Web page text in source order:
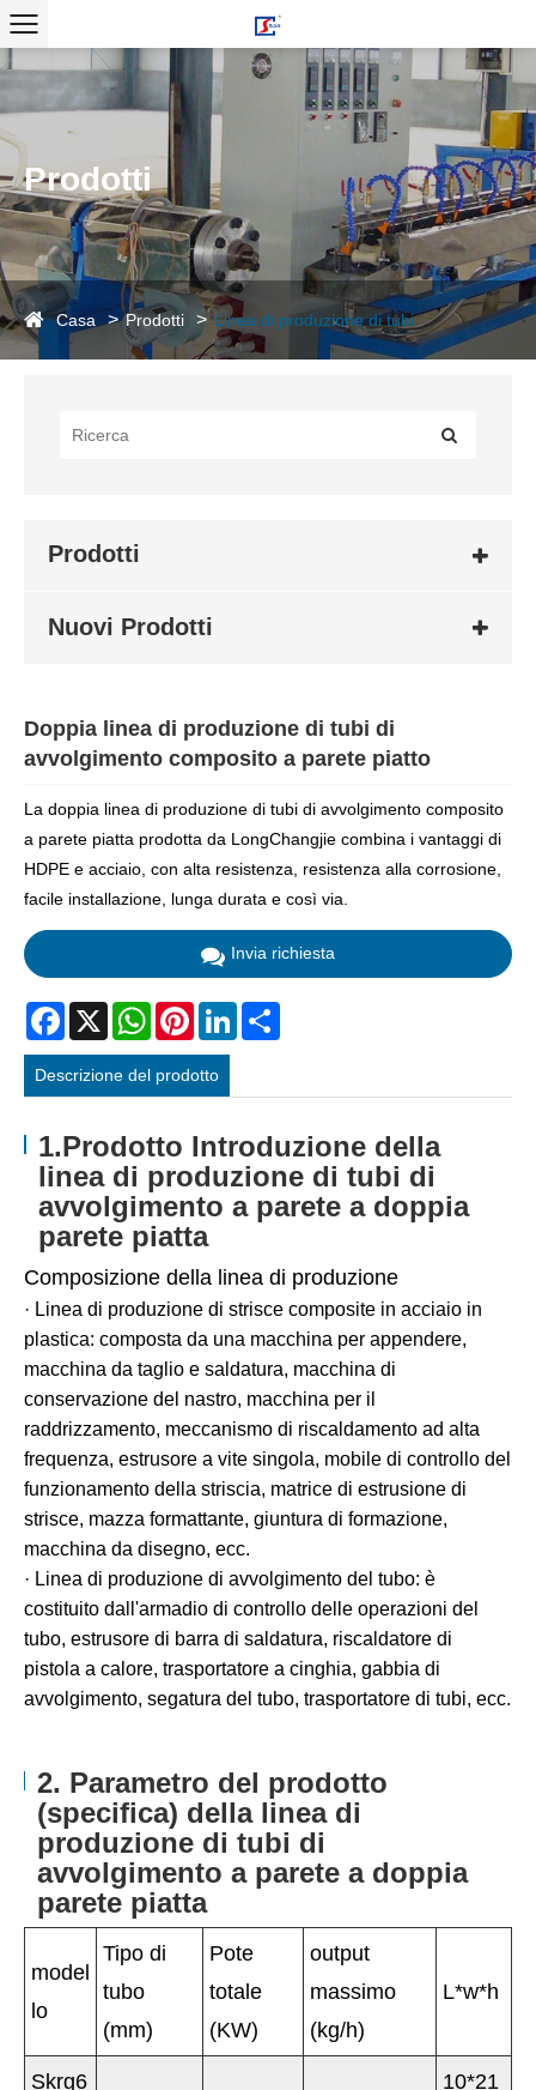
Prodotti
Casa Prodotti Linea di produzione di tubi
Prodotti
Nuovi Prodotti
Doppia linea di produzione di tubi di
avvolgimento composito a parete piatto
La doppia linea di produzione di tubi di avvolgimento composito
a parete piatta prodotta da LongChangjie combina i vantaggi di
HDPE e acciaio, con alta resistenza, resistenza alla corrosione,
facile installazione, lunga durata e così via.
Invia richiesta
Facebook
X WhatsAppPinterestLinkedIn
Descrizione del prodotto
1.Prodotto Introduzione della
linea di produzione di tubi di
avvolgimento a parete a doppia
parete piatta
Composizione della linea di produzione
· Linea di produzione di strisce composite in acciaio in
plastica: composta da una macchina per appendere,
macchina da taglio e saldatura, macchina di
conservazione del nastro, macchina per il
raddrizzamento, meccanismo di riscaldamento ad alta
frequenza, estrusore a vite singola, mobile di controllo del
funzionamento della striscia, matrice di estrusione di
strisce, mazza formattante, giuntura di formazione,
macchina da disegno, ecc.
· Linea di produzione di avvolgimento del tubo: è
costituito dall'armadio di controllo delle operazioni del
tubo, estrusore di barra di saldatura, riscaldatore di
pistola a calore, trasportatore a cinghia, gabbia di
avvolgimento, segatura del tubo, trasportatore di tubi, ecc.
2. Parametro del prodotto
(specifica) della linea di
produzione di tubi di
avvolgimento a parete a doppia
parete piatta
model
lo
Tipo di
tubo
(mm)
Pote
totale
(KW)
output
massimo
(kg/h)
L*w*h
Skrg6
10*21